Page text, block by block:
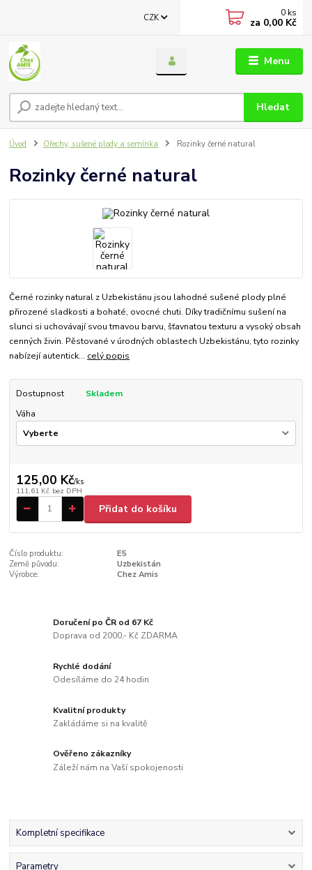
Menu
CZK
Hledat
0 ks
za 0,00 Kč
Úvod Ořechy, sušené plody a semínka Rozinky černé natural
Rozinky černé natural
Černé rozinky natural z Uzbekistánu jsou lahodné sušené plody plné
přirozené sladkosti a bohaté, ovocné chuti. Díky tradičnímu sušení na
slunci si uchovávají svou tmavou barvu, šťavnatou texturu a vysoký obsah
cenných živin. Pěstované v úrodných oblastech Uzbekistánu, tyto rozinky
nabízejí autentick... celý popis
Dostupnost
Skladem
Váha
125,00 Kč/ks
111,61 Kč bez DPH
Přidat do košíku
Číslo produktu:
E5
Země původu:
Uzbekistán
Výrobce:
Chez Amis
Doručení po ČR od 67 Kč
Doprava od 2000,- Kč ZDARMA
Rychlé dodání
Odesíláme do 24 hodin
Kvalitní produkty
Zakládáme si na kvalitě
Ověřeno zákazníky
Záleží nám na Vaší spokojenosti
Kompletní specifikace
Parametry